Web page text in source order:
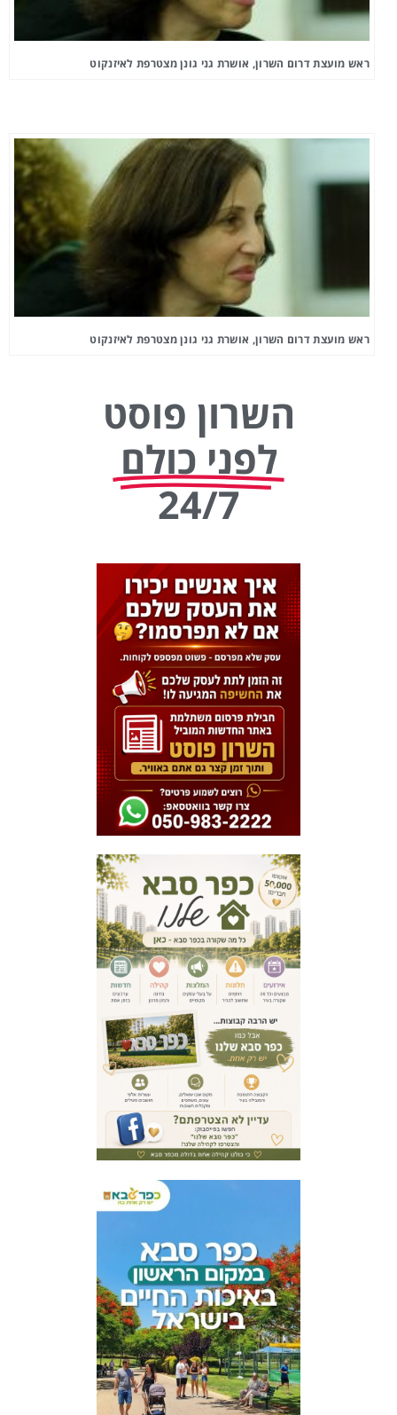
ראש מועצת דרום השרון, אושרת גני גונן מצטרפת לאיזנקוט
ראש מועצת דרום השרון, אושרת גני גונן מצטרפת לאיזנקוט
השרון פוסט
לפני כולם
24/7